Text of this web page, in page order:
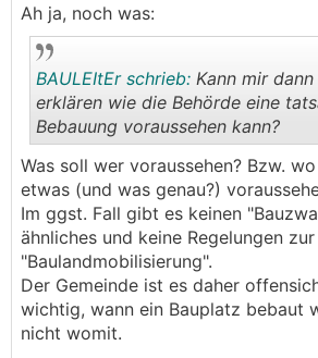
Ah ja, noch was:
..
BAULEItEr schrieb: Kann mir
erklären wie die Behörde eine
Bebauung voraussehen kann?
Was soll wer voraussehen? Bzw.
etwas (und was genau?)
Im ggst. Fall gibt es keinen
ähnliches und keine Regelungen zur
"Baulandmobilisierung".
Der Gemeinde ist es daher
wichtig, wann ein Bauplatz bebaut
nicht womit.